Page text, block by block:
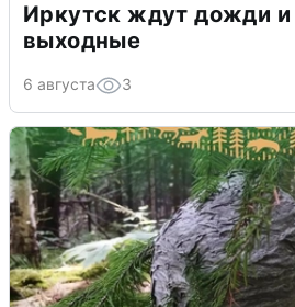
Иркутск ждут дожди и
выходные
6 августа 3